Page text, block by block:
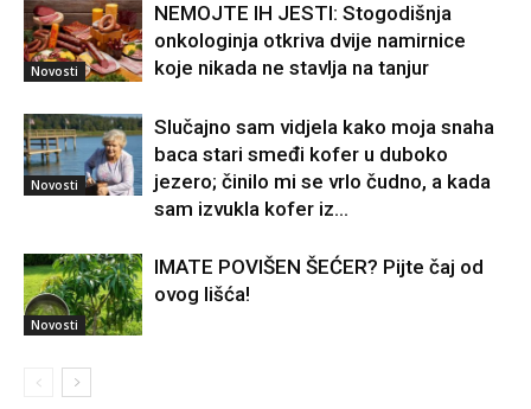
Novosti
NEMOJTE IH JESTI: Stogodišnja
onkologinja otkriva dvije namirnice
koje nikada ne stavlja na tanjur
Novosti
Slučajno sam vidjela kako moja snaha
baca stari smeđi kofer u duboko
jezero; činilo mi se vrlo čudno, a kada
sam izvukla kofer iz...
Novosti
IMATE POVIŠEN ŠEĆER? Pijte čaj od
ovog lišća!